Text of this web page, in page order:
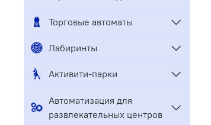
Торговые автоматы
Лабиринты
Активити-парки
Автоматизация для
развлекательных центров